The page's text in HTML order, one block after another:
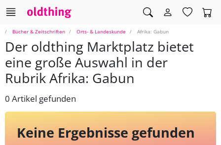
Bücher & Zeitschriften Orts- & Landeskunde Afrika: Gabun
Der oldthing Marktplatz bietet
eine große Auswahl in der
Rubrik Afrika: Gabun
0 Artikel gefunden
Keine Ergebnisse gefunden